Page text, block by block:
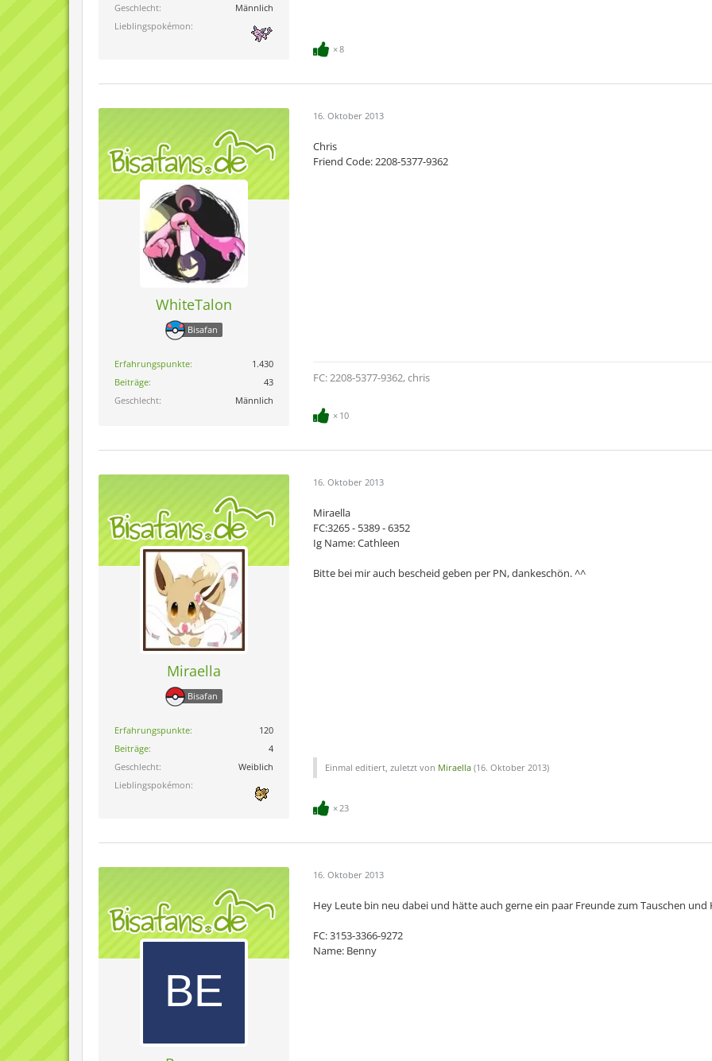
Geschlecht
Männlich
Lieblingspokémon
8
WhiteTalon
Bisafan
Erfahrungspunkte
1.430
Beiträge
43
Geschlecht
Männlich
16. Oktober 2013
Chris
Friend Code: 2208-5377-9362
FC: 2208-5377-9362, chris
10
Miraella
Bisafan
Erfahrungspunkte
120
Beiträge
4
Geschlecht
Weiblich
Lieblingspokémon
16. Oktober 2013
Miraella
FC:3265 - 5389 - 6352
Ig Name: Cathleen
Bitte bei mir auch bescheid geben per PN, dankeschön. ^^
Einmal editiert, zuletzt von Miraella (16. Oktober 2013)
23
16. Oktober 2013
Hey Leute bin neu dabei und hätte auch gerne ein paar Freunde zum Tauschen und
FC: 3153-3366-9272
Name: Benny